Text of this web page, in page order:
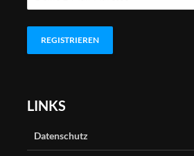
LINKS
Datenschutz